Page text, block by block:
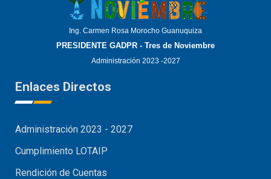
Ing. Carmen Rosa Morocho Guanuquiza
PRESIDENTE GADPR - Tres de Noviembre
Administración 2023 -2027
Enlaces Directos
Administración 2023 - 2027
Cumplimiento LOTAIP
Rendición de Cuentas